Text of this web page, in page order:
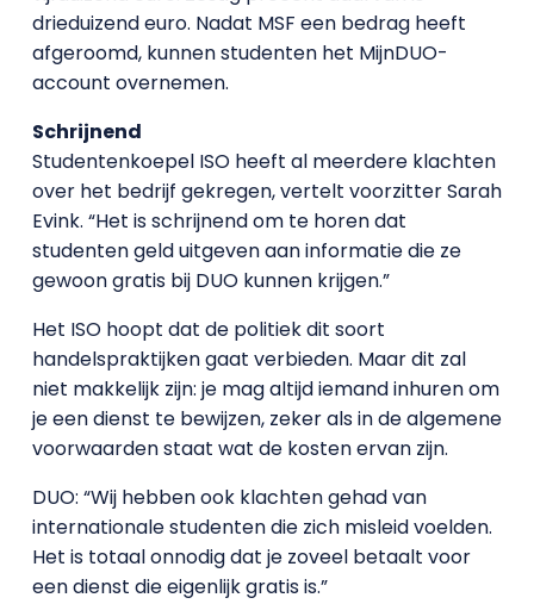
drieduizend euro. Nadat MSF een bedrag heeft
afgeroomd, kunnen studenten het MijnDUO-
account overnemen.
Schrijnend
Studentenkoepel ISO heeft al meerdere klachten
over het bedrijf gekregen, vertelt voorzitter Sarah
Evink. “Het is schrijnend om te horen dat
studenten geld uitgeven aan informatie die ze
gewoon gratis bij DUO kunnen krijgen.”
Het ISO hoopt dat de politiek dit soort
handelspraktijken gaat verbieden. Maar dit zal
niet makkelijk zijn: je mag altijd iemand inhuren om
je een dienst te bewijzen, zeker als in de algemene
voorwaarden staat wat de kosten ervan zijn.
DUO: “Wij hebben ook klachten gehad van
internationale studenten die zich misleid voelden.
Het is totaal onnodig dat je zoveel betaalt voor
een dienst die eigenlijk gratis is.”